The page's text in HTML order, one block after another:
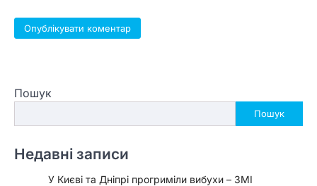
Пошук
Пошук
Недавні записи
У Києві та Дніпрі прогриміли вибухи – ЗМІ